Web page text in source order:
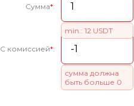
Сумма*:
min.: 12 USDT
С комиссией*:
сумма должна
быть больше 0